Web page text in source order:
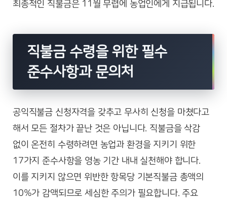
최종적인 직불금은 11월 무렵에 농업인에게 지급됩니다.
직불금 수령을 위한 필수
준수사항과 문의처
공익직불금 신청자격을 갖추고 무사히 신청을 마쳤다고
해서 모든 절차가 끝난 것은 아닙니다. 직불금을 삭감
없이 온전히 수령하려면 농업과 환경을 지키기 위한
17가지 준수사항을 영농 기간 내내 실천해야 합니다.
이를 지키지 않으면 위반한 항목당 기본직불금 총액의
10%가 감액되므로 세심한 주의가 필요합니다. 주요